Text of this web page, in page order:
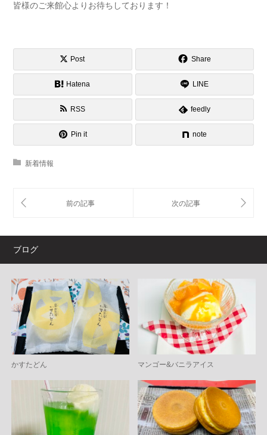
皆様のご来館心よりお待ちしております！
Post Share
Hatena LINE
RSS feedly
Pin it note
新着情報
ブログ
かすたどん マンゴー&バニラアイス